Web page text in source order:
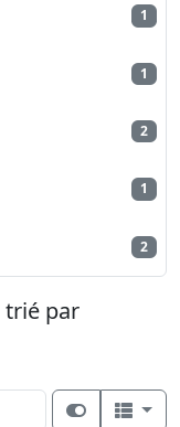
1
1
2
1
2
trié par